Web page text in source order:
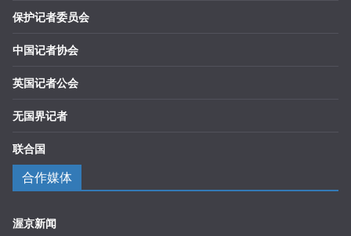
保护记者委员会
中国记者协会
英国记者公会
无国界记者
联合国
合作媒体
渥京新闻